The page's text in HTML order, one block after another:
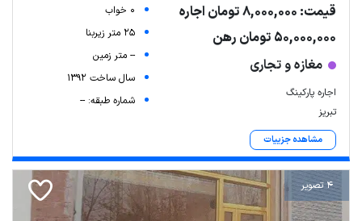
قیمت: 8,000,000 تومان اجاره
50,000,000 تومان رهن
مغازه و تجاری
اجاره پارکینگ
تبریز
مشاهده جزییات
0 خواب
25 متر زیربنا
-- متر زمین
سال ساخت 1392
شماره طبقه: --
4 تصویر